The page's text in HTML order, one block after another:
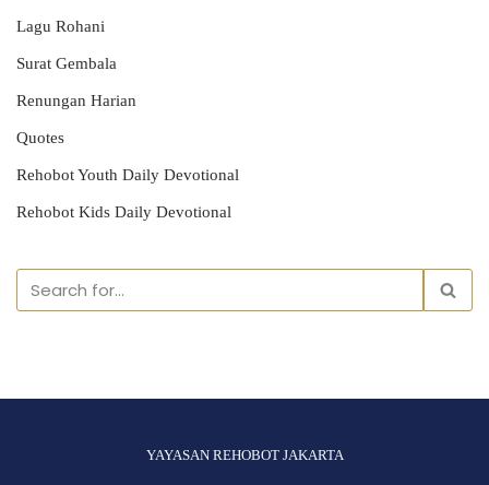
Lagu Rohani
Surat Gembala
Renungan Harian
Quotes
Rehobot Youth Daily Devotional
Rehobot Kids Daily Devotional
YAYASAN REHOBOT JAKARTA